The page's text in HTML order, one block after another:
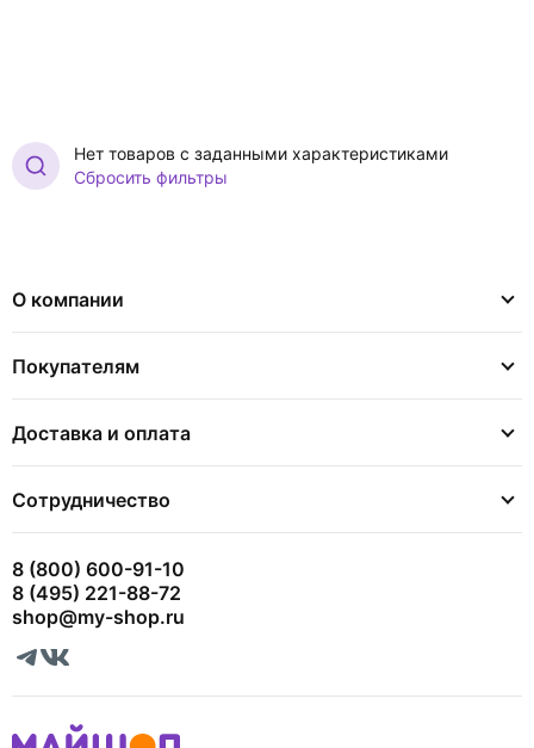
Нет товаров с заданными характеристиками
Сбросить фильтры
О компании
Покупателям
Доставка и оплата
Сотрудничество
8 (800) 600-91-10
8 (495) 221-88-72
shop@my-shop.ru